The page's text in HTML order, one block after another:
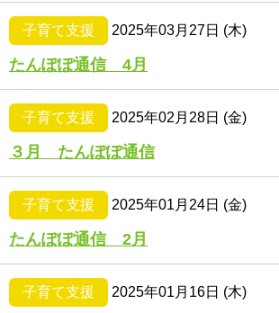
子育て支援 2025年03月27日 (木)
たんぽぽ通信 4月
子育て支援 2025年02月28日 (金)
３月 たんぽぽ通信
子育て支援 2025年01月24日 (金)
たんぽぽ通信 2月
子育て支援 2025年01月16日 (木)